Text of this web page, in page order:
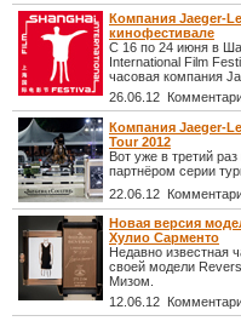
Компания Jaeger-
кинофестивале
С 16 по 24 июня в
International Film
часовая компания
26.06.12
Компания Jaeger-
Tour 2012
Вот уже в третий
партнёром серии
22.06.12
Новая версия
Хулио Сарменто
Недавно известная
своей модели
Мизом.
12.06.12